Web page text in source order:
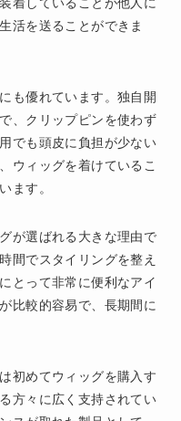
活を送ることができま
も優れています。独自開
、クリップピンを使わず
でも頭皮に負担が少ない
ウィッグを着けているこ
ます。
が選ばれる大きな理由で
間でスタイリングを整え
とって非常に便利なアイ
比較的容易で、長期間に
初めてウィッグを購入す
方々に広く支持されてい